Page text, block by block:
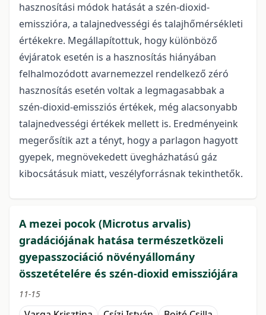
hasznosítási módok hatását a szén-dioxid-
emisszióra, a talajnedvességi és talajhőmérsékleti
értékekre. Megállapítottuk, hogy különböző
évjáratok esetén is a hasznosítás hiányában
felhalmozódott avarnemezzel rendelkező zéró
hasznosítás esetén voltak a legmagasabbak a
szén-dioxid-emissziós értékek, még alacsonyabb
talajnedvességi értékek mellett is. Eredményeink
megerősítik azt a tényt, hogy a parlagon hagyott
gyepek, megnövekedett üvegházhatású gáz
kibocsátásuk miatt, veszélyforrásnak tekinthetők.
A mezei pocok (Microtus arvalis)
gradációjának hatása természetközeli
gyepasszociáció növényállomány
összetételére és szén-dioxid emissziójára
11-15